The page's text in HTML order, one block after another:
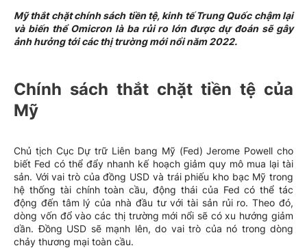
Mỹ thắt chặt chính sách tiền tệ, kinh tế Trung Quốc chậm lại
và biến thể Omicron là ba rủi ro lớn được dự đoán sẽ gây
ảnh hưởng tới các thị trường mới nổi năm 2022.
Chính sách thắt chặt tiền tệ của
Mỹ
Chủ tịch Cục Dự trữ Liên bang Mỹ (Fed) Jerome Powell cho
biết Fed có thể đẩy nhanh kế hoạch giảm quy mô mua lại tài
sản. Với vai trò của đồng USD và trái phiếu kho bạc Mỹ trong
hệ thống tài chính toàn cầu, động thái của Fed có thể tác
động đến tâm lý của nhà đầu tư với tài sản rủi ro. Theo đó,
dòng vốn đổ vào các thị trường mới nổi sẽ có xu hướng giảm
dần. Đồng USD sẽ mạnh lên, do vai trò của nó trong dòng
chảy thương mại toàn cầu.